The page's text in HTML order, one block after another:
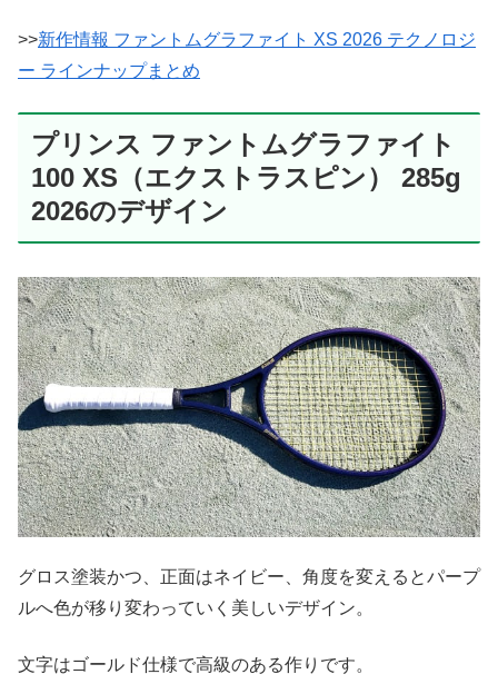
>>新作情報 ファントムグラファイト XS 2026 テクノロジ
ー ラインナップまとめ
プリンス ファントムグラファイト
100 XS（エクストラスピン） 285g
2026のデザイン
グロス塗装かつ、正面はネイビー、角度を変えるとパープ
ルへ色が移り変わっていく美しいデザイン。
文字はゴールド仕様で高級のある作りです。